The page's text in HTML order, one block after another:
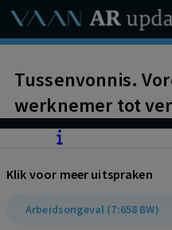
Tussenvonnis.
werknemer tot
geleden schade
Vanwege
Klik voor meer uitspraken
Arbeidsongeval (7:658 BW)